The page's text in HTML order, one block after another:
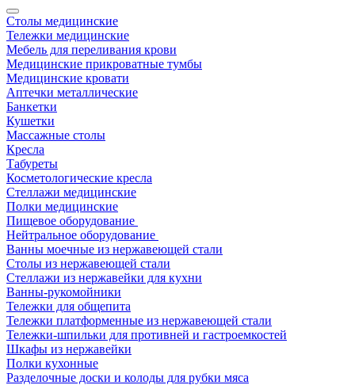
Столы медицинские
Тележки медицинские
Мебель для переливания крови
Медицинские прикроватные тумбы
Медицинские кровати
Аптечки металлические
Банкетки
Кушетки
Массажные столы
Кресла
Табуреты
Косметологические кресла
Стеллажи медицинские
Полки медицинские
Пищевое оборудование
Нейтральное оборудование
Ванны моечные из нержавеющей стали
Столы из нержавеющей стали
Стеллажи из нержавейки для кухни
Ванны-рукомойники
Тележки для общепита
Тележки платформенные из нержавеющей стали
Тележки-шпильки для противней и гастроемкостей
Шкафы из нержавейки
Полки кухонные
Разделочные доски и колоды для рубки мяса